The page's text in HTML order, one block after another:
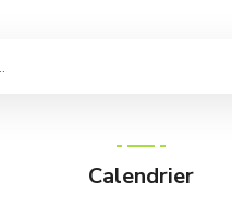
Calendrier